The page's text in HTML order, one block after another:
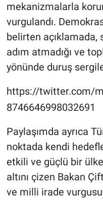
mekanizmalarla
vurgulandı.
belirten
adım atmadığı ve
yönünde duruş
https://twitter.com/
8746646998032691
Paylaşımda ayrıca
noktada kendi
etkili ve güçlü bir
altını çizen Bakan
ve milli irade